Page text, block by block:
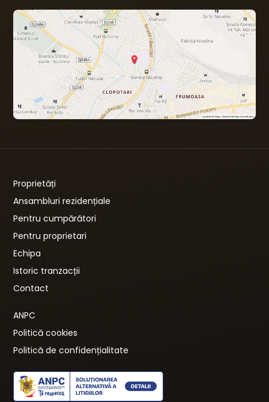
Proprietăți
Ansambluri rezidențiale
Pentru cumpărători
Pentru proprietari
Echipa
Istoric tranzacții
Contact
ANPC
Politică cookies
Politică de confidențialitate